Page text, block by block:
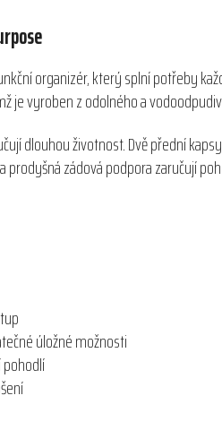
organizér, který splní potřeby
vyroben z odolného a
dlouhou životnost. Dvě přední
zádová podpora zaručují
úložné možnosti